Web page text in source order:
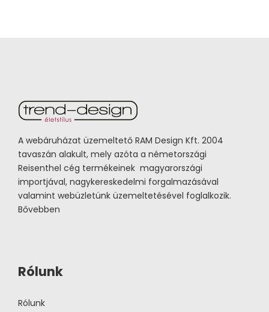
A webáruházat üzemeltető RAM Design Kft. 2004
tavaszán alakult, mely azóta a németországi
Reisenthel cég termékeinek magyarországi
importjával, nagykereskedelmi forgalmazásával
valamint webüzletünk üzemeltetésével foglalkozik.
Bővebben
Rólunk
Rólunk